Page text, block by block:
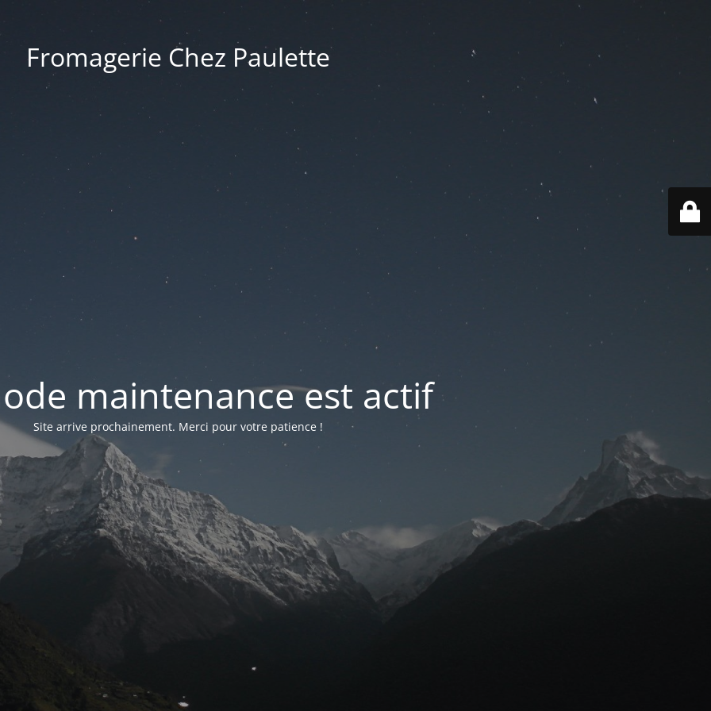
Fromagerie Chez Paulette
maintenance est actif
Site arrive prochainement. Merci pour votre patience !